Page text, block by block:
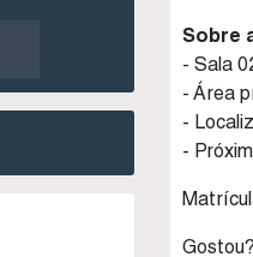
Sobre
- Sala
- Área
-
-
Gostou?